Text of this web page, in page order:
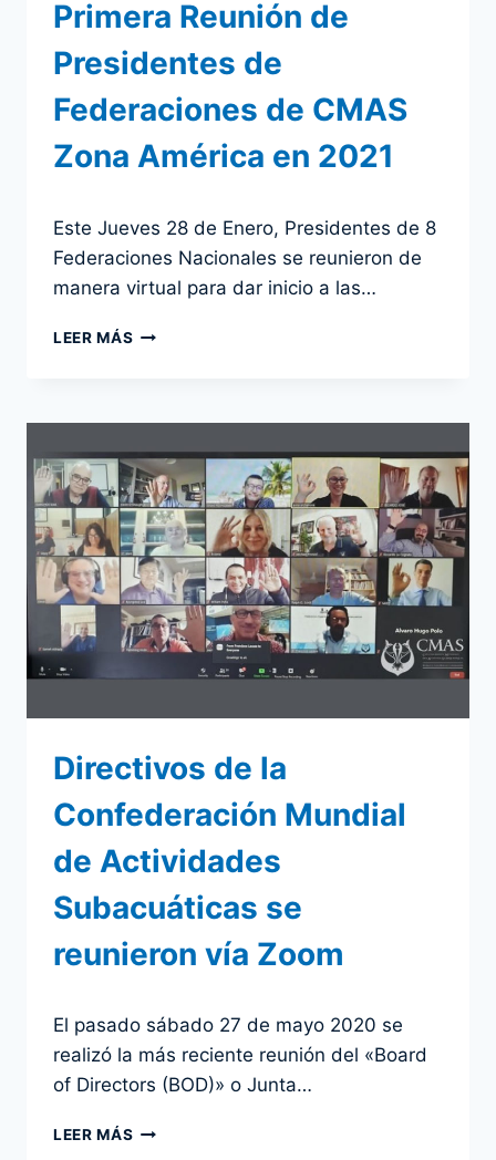
Primera Reunión de
Presidentes de
Federaciones de CMAS
Zona América en 2021
admin
Este Jueves 28 de Enero, Presidentes de 8
Federaciones Nacionales se reunieron de
manera virtual para dar inicio a las…
LEER MÁS PRIMERA
DE
FEDERACIONES
DE
CMAS
ZONA
AMÉRICA
EN
2021
Directivos de la
Confederación Mundial
de Actividades
Subacuáticas se
reunieron vía Zoom
admin
El pasado sábado 27 de mayo 2020 se
realizó la más reciente reunión del «Board
of Directors (BOD)» o Junta…
LEER MÁS DIRECTIVOS